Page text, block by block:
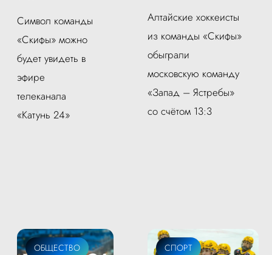
Символ команды
«Скифы» можно
будет увидеть в
эфире
телеканала
«Катунь 24»
Алтайские хоккеисты
из команды «Скифы»
обыграли
московскую команду
«Запад – Ястребы»
со счётом 13:3
ОБЩЕСТВО СПОРТ